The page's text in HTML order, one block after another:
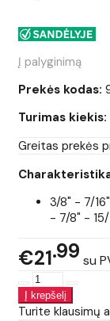
Į palyginimą
Prekės kodas:
Turimas kiekis:
Greitas prekės
3/8" - 7/
- 7/8" - 15/
€21 99 su
Turite klausimų